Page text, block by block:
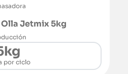
Jetmix 5kg
por ciclo